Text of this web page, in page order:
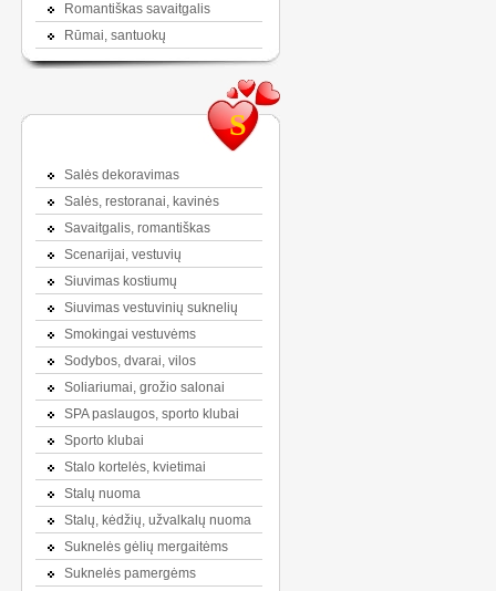
Romantiškas savaitgalis
Rūmai, santuokų
S
Salės dekoravimas
Salės, restoranai, kavinės
Savaitgalis, romantiškas
Scenarijai, vestuvių
Siuvimas kostiumų
Siuvimas vestuvinių suknelių
Smokingai vestuvėms
Sodybos, dvarai, vilos
Soliariumai, grožio salonai
SPA paslaugos, sporto klubai
Sporto klubai
Stalo kortelės, kvietimai
Stalų nuoma
Stalų, kėdžių, užvalkalų nuoma
Suknelės gėlių mergaitėms
Suknelės pamergėms